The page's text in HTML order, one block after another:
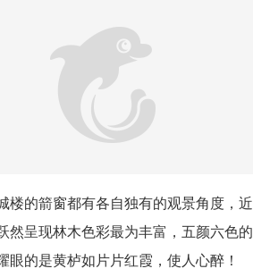
楼的箭窗都有各自独有的观景角度，
然呈现林木色彩最为丰富，五颜六色
眼的是黄栌如片片红霞，使人心醉！